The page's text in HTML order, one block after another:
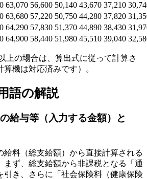
63,070 56,600 50,140 43,670 37,210
63,680 57,220 50,750 44,280 37,820
64,290 57,830 51,370 44,890 38,430
64,900 58,440 51,980 45,510 39,040
上の場合は、算出式に従って計算さ
機は対応済みです）。
語の解説
給与等（入力する金額）と
給料（総支給額）から直接計算される
まず、総支給額から非課税となる「通
引き、さらに「社会保険料（健康保険